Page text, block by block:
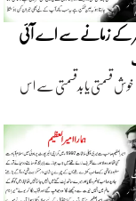
کے زمانے سے اے آئی
قسمتی یا بدقسمتی سے اس